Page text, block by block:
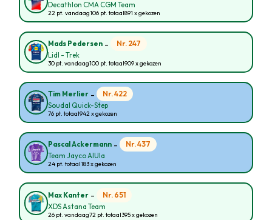
Decathlon CMA CGM Team
22 pt. vandaag106 pt. totaal891 x gekozen
Mads Pedersen - Nr. 247
Lidl - Trek
30 pt. vandaag100 pt. totaal909 x gekozen
Tim Merlier - Nr. 422
Soudal Quick-Step
76 pt. totaal942 x gekozen
Pascal Ackermann - Nr. 437
Team Jayco AlUla
24 pt. totaal183 x gekozen
Max Kanter - Nr. 651
XDS Astana Team
26 pt. vandaag72 pt. totaal395 x gekozen